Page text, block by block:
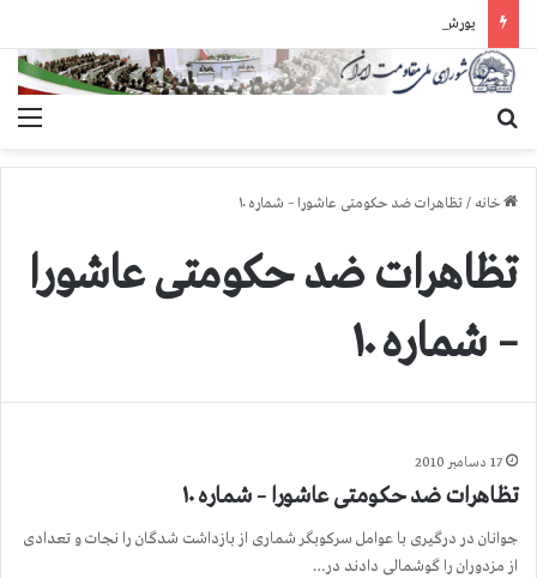
یورش وحشیانه گارد زندان اوین به سالن ۵ بند ۷ و ضرب و شتم زندانیان
خانه /تظاهرات ضد حکومتی عاشورا – شماره ۱۰
تظاهرات ضد حکومتی عاشورا
– شماره ۱۰
17 دسامبر 2010
تظاهرات ضد حکومتی عاشورا – شماره ۱۰
جوانان در درگیری با عوامل سرکوبگر شماری از بازداشت شدگان را نجات و تعدادی
از مزدوران را گوشمالی دادند در…